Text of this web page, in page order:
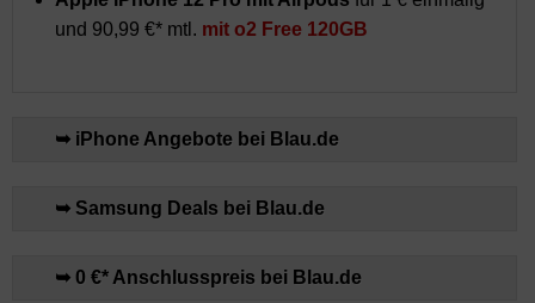
und 90,99 €* mtl. mit o2 Free 120GB
➥ iPhone Angebote bei Blau.de
➥ Samsung Deals bei Blau.de
➥ 0 €* Anschlusspreis bei Blau.de